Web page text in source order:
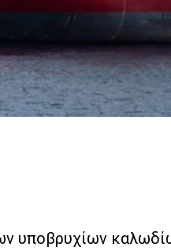
υποβρυχίων